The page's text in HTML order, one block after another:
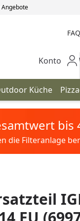
FAQ
Mein
Konto
Küche
bis
die Filteranlage